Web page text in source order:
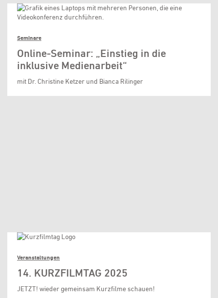
Seminare
Online-Seminar: „Einstieg in die
inklusive Medienarbeit“
mit Dr. Christine Ketzer und Bianca Rilinger
Veranstaltungen
14. KURZFILMTAG 2025
JETZT! wieder gemeinsam Kurzfilme schauen!